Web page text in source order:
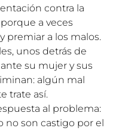
contra la
a veces
premiar a los malos.
unos detrás de
su mujer y sus
algún mal
trate así.
al problema:
no son castigo por el